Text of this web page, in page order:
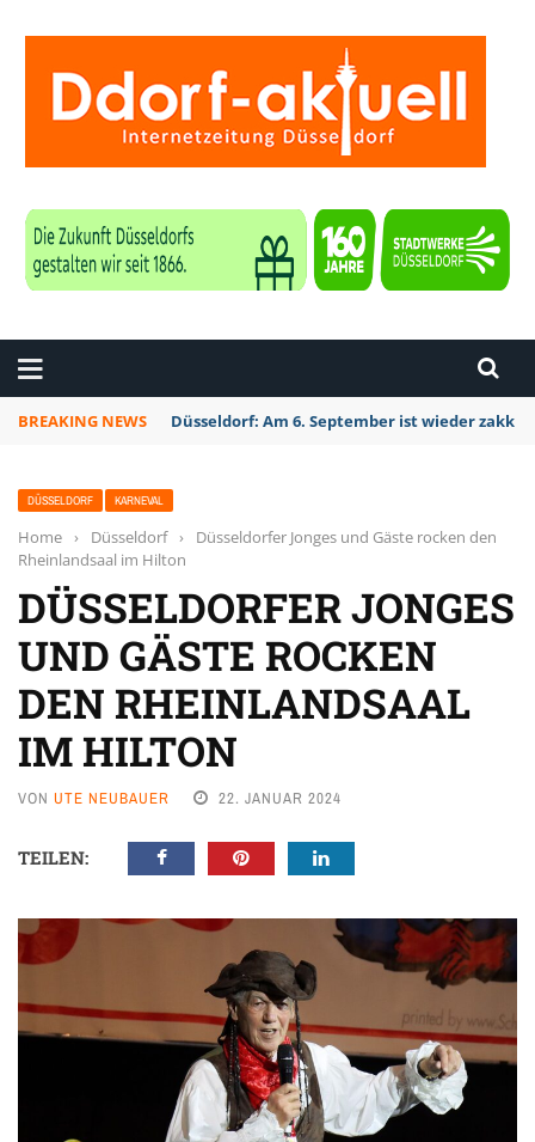
BREAKING NEWS Düsseldorf Kalkum: Bei
DÜSSELDORF KARNEVAL
Home › Düsseldorf ›
Düsseldorfer Jonges und Gäste rocken den
Rheinlandsaal im Hilton
DÜSSELDORFER JONGES
UND GÄSTE ROCKEN
DEN RHEINLANDSAAL
IM HILTON
VON UTE NEUBAUER 22. JANUAR 2024
TEILEN: